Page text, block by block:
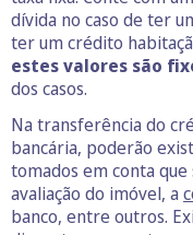
dívida no caso de ter
ter um crédito
estes valores são
dos casos.
Na transferência do
bancária, poderão
tomados em conta
avaliação do imóvel, a
banco, entre outros.